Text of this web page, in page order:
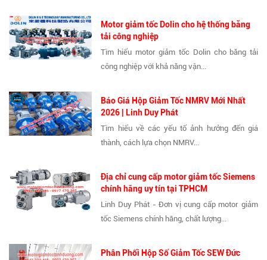
Motor giảm tốc Dolin cho hệ thống băng
tải công nghiệp
Tìm hiểu motor giảm tốc Dolin cho băng tải
công nghiệp với khả năng vận...
Báo Giá Hộp Giảm Tốc NMRV Mới Nhất
2026 | Linh Duy Phát
Tìm hiểu về các yếu tố ảnh hưởng đến giá
thành, cách lựa chọn NMRV...
Địa chỉ cung cấp motor giảm tốc Siemens
chính hãng uy tín tại TPHCM
Linh Duy Phát - Đơn vị cung cấp motor giảm
tốc Siemens chính hãng, chất lượng...
Phân Phối Hộp Số Giảm Tốc SEW Đức